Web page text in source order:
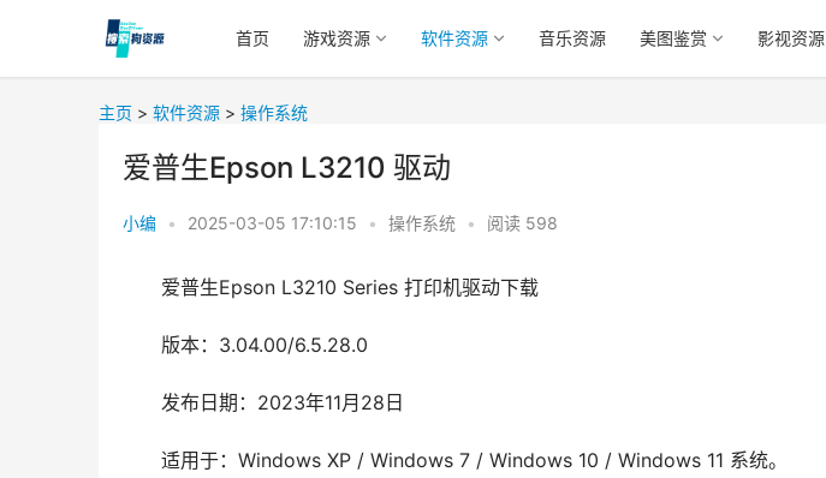
首页 游戏资源 软件资源 音乐资源 美图鉴赏 影视资源
主页 > 软件资源 > 操作系统
爱普生Epson L3210 驱动
小编 • 2025-03-05 17:10:15 • 操作系统 • 阅读 598
爱普生Epson L3210 Series 打印机驱动下载
版本：3.04.00/6.5.28.0
发布日期：2023年11月28日
适用于：Windows XP / Windows 7 / Windows 10 / Windows 11 系统。
Windows 10 LTSC 2021